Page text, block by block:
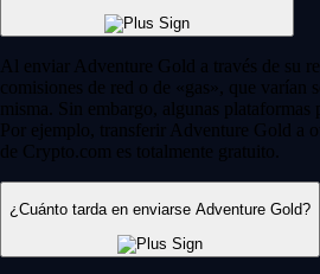
Al enviar Adventure Gold a través de su
comisiones de red o de «gas», que varían
misma. Sin embargo, algunas plataformas
Por ejemplo, transferir Adventure Gold a
de Crypto.com es totalmente gratuito.
¿Cuánto tarda en enviarse Adventure Gold?